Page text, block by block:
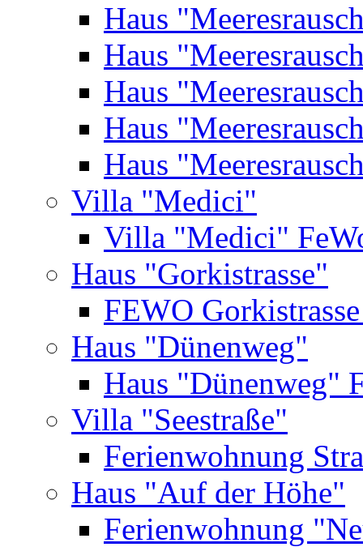
Haus
Haus
Haus
Haus
Haus
Villa "Medici"
Villa "Medici"
Haus "Gorkistrasse"
FEWO
Haus "Dünenweg"
Haus "Dünenweg"
Villa "Seestraße"
Ferienwohnung
Haus "Auf der Höhe"
Ferienwohnung